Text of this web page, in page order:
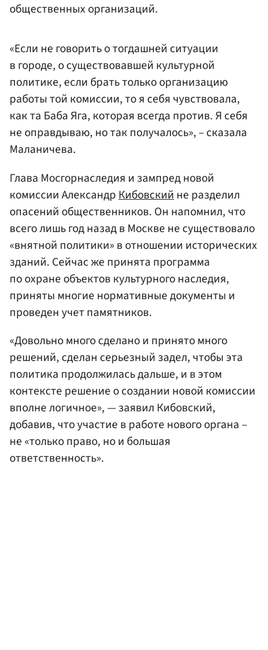
общественных организаций.
«Если не говорить о тогдашней ситуации
в городе, о существовавшей культурной
политике, если брать только организацию
работы той комиссии, то я себя чувствовала,
как та Баба Яга, которая всегда против. Я себя
не оправдываю, но так получалось», – сказала
Маланичева.
Глава Мосгорнаследия и зампред новой
комиссии Александр Кибовский не разделил
опасений общественников. Он напомнил, что
всего лишь год назад в Москве не существовало
«внятной политики» в отношении исторических
зданий. Сейчас же принята программа
по охране объектов культурного наследия,
приняты многие нормативные документы и
проведен учет памятников.
«Довольно много сделано и принято много
решений, сделан серьезный задел, чтобы эта
политика продолжилась дальше, и в этом
контексте решение о создании новой комиссии
вполне логичное», — заявил Кибовский,
добавив, что участие в работе нового органа –
не «только право, но и большая
ответственность».